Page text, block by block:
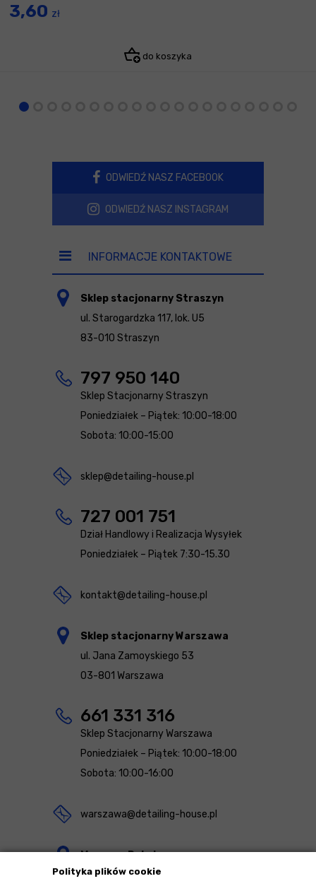
Polityka plików cookie
3,60 zł
do koszyka
ODWIEDŹ NASZ FACEBOOK
ODWIEDŹ NASZ INSTAGRAM
INFORMACJE KONTAKTOWE
Sklep stacjonarny Straszyn
ul. Starogardzka 117, lok. U5
83-010 Straszyn
797 950 140
Sklep Stacjonarny Straszyn
Poniedziałek – Piątek: 10:00-18:00
Sobota: 10:00-15:00
sklep@detailing-house.pl
727 001 751
Dział Handlowy i Realizacja Wysyłek
Poniedziałek – Piątek 7:30-15.30
kontakt@detailing-house.pl
Sklep stacjonarny Warszawa
ul. Jana Zamoyskiego 53
03-801 Warszawa
661 331 316
Sklep Stacjonarny Warszawa
Poniedziałek – Piątek: 10:00-18:00
Sobota: 10:00-16:00
warszawa@detailing-house.pl
Magazyn Rekcin
Nomos Sp. z o.o. sp.k.